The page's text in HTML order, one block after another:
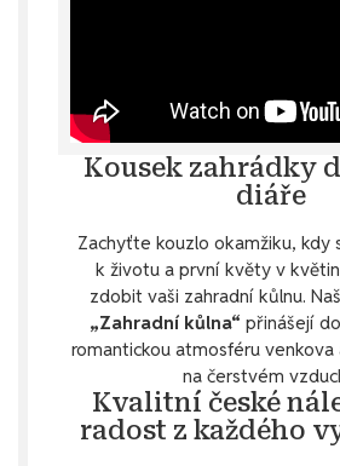
Kousek zahrádky
diáře
Zachyťte kouzlo okamžiku, kdy
k životu a první květy v
zdobit vaši zahradní kůlnu.
„Zahradní kůlna“ přinášejí
romantickou atmosféru venkova
na čerstvém
Kvalitní české
radost z každého